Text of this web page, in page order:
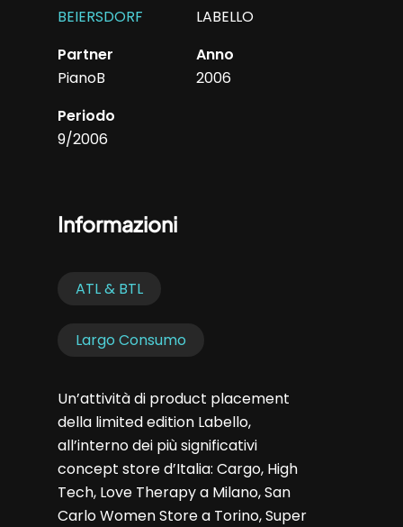
BEIERSDORF
LABELLO
Partner
PianoB
Anno
2006
Periodo
9/2006
Informazioni
ATL & BTL
Largo Consumo
Un’attività di product placement
della limited edition Labello,
all’interno dei più significativi
concept store d’Italia: Cargo, High
Tech, Love Therapy a Milano, San
Carlo Women Store a Torino, Super